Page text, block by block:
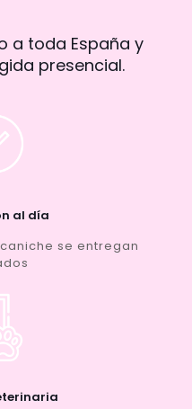
a toda España y
presencial.
al día
se entregan